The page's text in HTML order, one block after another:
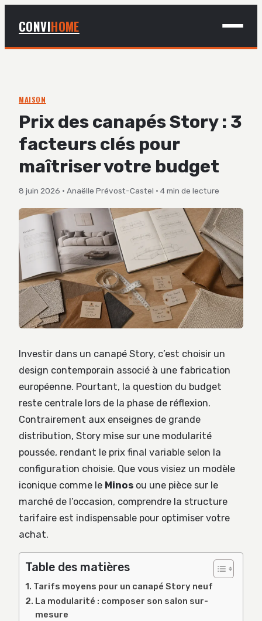
CONVIHOME
BRICOLAGE
DÉCO
JARDINAGE
MAISON
Prix des canapés Story : 3
facteurs clés pour
maîtriser votre budget
8 juin 2026 · Anaëlle Prévost-Castel · 4 min de lecture
Investir dans un canapé Story, c’est choisir un
design contemporain associé à une fabrication
européenne. Pourtant, la question du budget
reste centrale lors de la phase de réflexion.
Contrairement aux enseignes de grande
distribution, Story mise sur une modularité
poussée, rendant le prix final variable selon la
configuration choisie. Que vous visiez un modèle
iconique comme le Minos ou une pièce sur le
marché de l’occasion, comprendre la structure
tarifaire est indispensable pour optimiser votre
achat.
Table des matières
Tarifs moyens pour un canapé Story neuf
La modularité : composer son salon sur-
mesure